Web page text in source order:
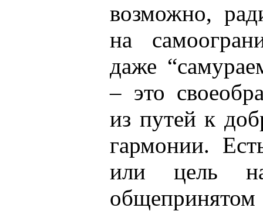
возможно,
на
даже
– это
из путей к
гармонии.
или цель